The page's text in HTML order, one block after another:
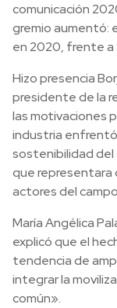
comunicación
gremio aumentó:
en 2020, frente a
Hizo presencia
presidente de la
las motivaciones
industria enfrentó
sostenibilidad del
que representara
actores del
María Angélica
explicó que el
tendencia de
integrar la
común».